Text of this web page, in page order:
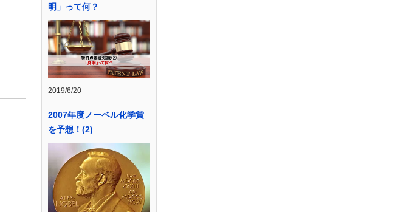
明」って何？
2019/6/20
2007年度ノーベル化学賞
を予想！(2)